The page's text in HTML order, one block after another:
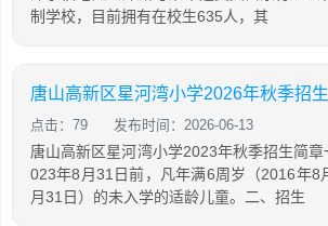
制学校，目前拥有在校生635人，其
唐山高新区星河湾小学2026年秋季招
点击：79 发布时间：2026-06-13
唐山高新区星河湾小学2023年秋季招生简
023年8月31日前，凡年满6周岁（2016年8
月31日）的未入学的适龄儿童。二、招生